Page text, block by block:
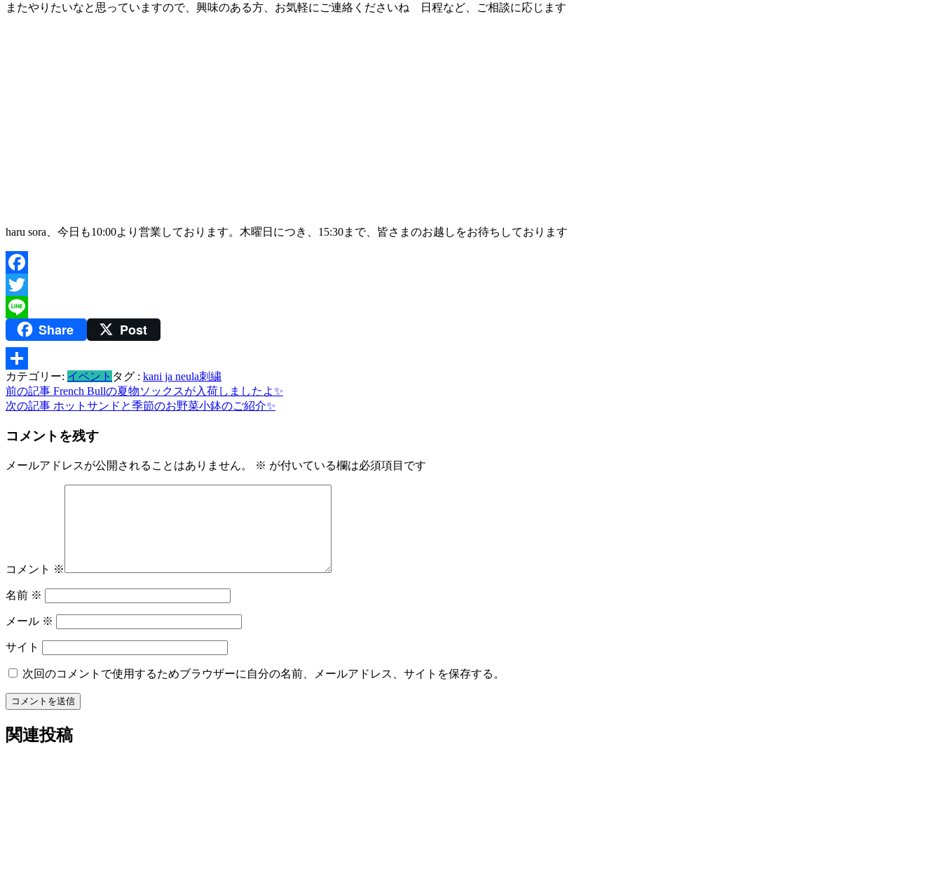
またやりたいなと思っていますので、興味のある方、お気軽にご連絡くださいね
日程など、ご相談に応じます
haru sora、今日も10:00より営業しております。木曜日につき、15:30まで、皆さまのお越しをお待ちしております
Facebook
Twitter
Line
Share Post
共
有
カテゴリー: イベント タグ : kani ja neula刺繍
投
稿
ナ
ビ
ン
前の記事 French Bullの夏物ソックスが入荷しましたよ✨
次の記事 ホットサンドと季節のお野菜小鉢のご紹介✨
コメントを残す
メールアドレスが公開されることはありません。 ※ が付いている欄は必須項目です
コメント ※
名前 ※
メール ※
サイト
次回のコメントで使用するためブラウザーに自分の名前、メールアドレス、サイトを保存する。
コメントを送信
関連投稿